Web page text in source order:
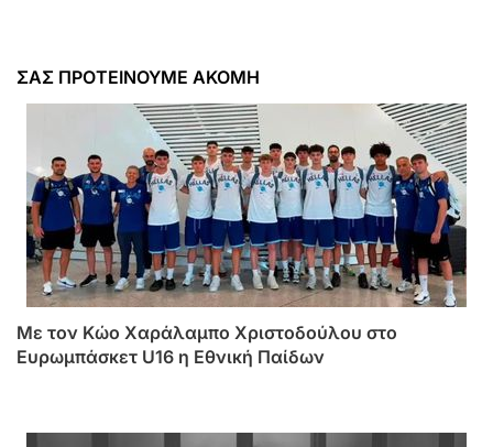
ΣΑΣ ΠΡΟΤΕΙΝΟΥΜΕ ΑΚΟΜΗ
Με τον Κώο Χαράλαμπο Χριστοδούλου στο
Ευρωμπάσκετ U16 η Εθνική Παίδων